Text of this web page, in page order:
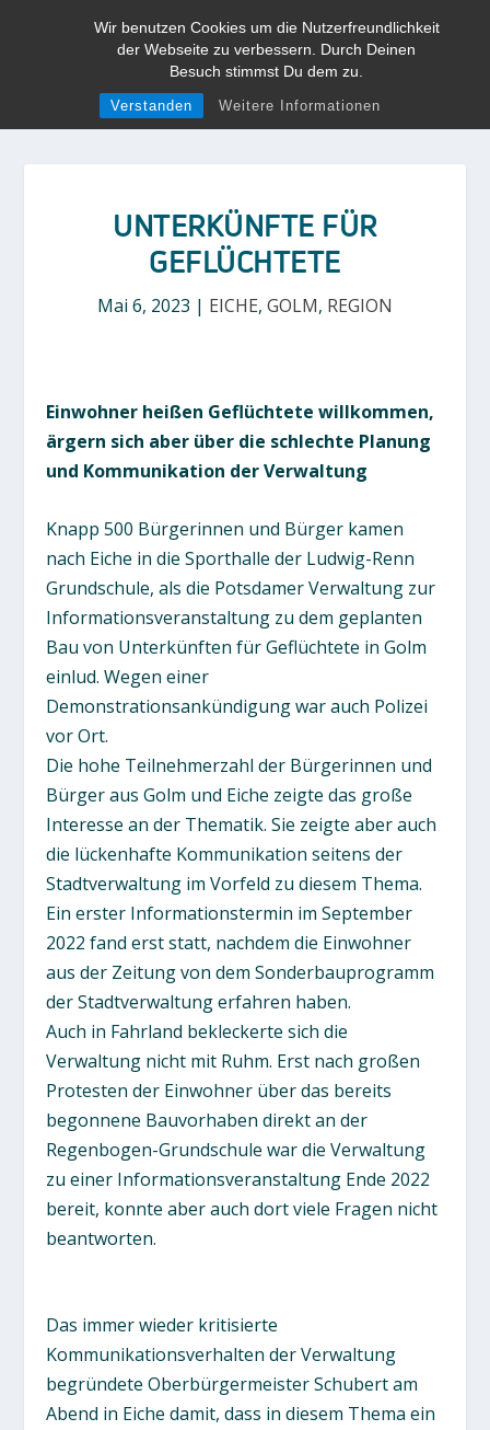
Wir benutzen Cookies um die Nutzerfreundlichkeit
der Webseite zu verbessern. Durch Deinen
Besuch stimmst Du dem zu.
Verstanden Weitere Informationen
UNTERKÜNFTE FÜR
GEFLÜCHTETE
Mai 6, 2023 | EICHE, GOLM, REGION
Einwohner heißen Geflüchtete willkommen,
ärgern sich aber über die schlechte Planung
und Kommunikation der Verwaltung
Knapp 500 Bürgerinnen und Bürger kamen
nach Eiche in die Sporthalle der Ludwig-Renn
Grundschule, als die Potsdamer Verwaltung zur
Informationsveranstaltung zu dem geplanten
Bau von Unterkünften für Geflüchtete in Golm
einlud. Wegen einer
Demonstrationsankündigung war auch Polizei
vor Ort.
Die hohe Teilnehmerzahl der Bürgerinnen und
Bürger aus Golm und Eiche zeigte das große
Interesse an der Thematik. Sie zeigte aber auch
die lückenhafte Kommunikation seitens der
Stadtverwaltung im Vorfeld zu diesem Thema.
Ein erster Informationstermin im September
2022 fand erst statt, nachdem die Einwohner
aus der Zeitung von dem Sonderbauprogramm
der Stadtverwaltung erfahren haben.
Auch in Fahrland bekleckerte sich die
Verwaltung nicht mit Ruhm. Erst nach großen
Protesten der Einwohner über das bereits
begonnene Bauvorhaben direkt an der
Regenbogen-Grundschule war die Verwaltung
zu einer Informationsveranstaltung Ende 2022
bereit, konnte aber auch dort viele Fragen nicht
beantworten.
Das immer wieder kritisierte
Kommunikationsverhalten der Verwaltung
begründete Oberbürgermeister Schubert am
Abend in Eiche damit, dass in diesem Thema ein